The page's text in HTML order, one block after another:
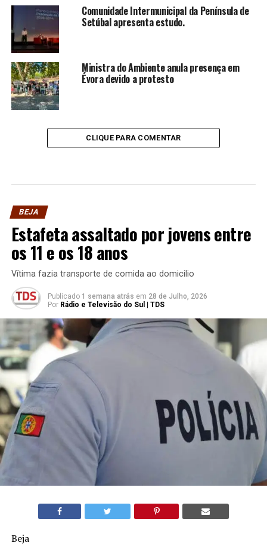
Comunidade Intermunicipal da Península de
Setúbal apresenta estudo.
Ministra do Ambiente anula presença em
Évora devido a protesto
CLIQUE PARA COMENTAR
BEJA
Estafeta assaltado por jovens entre
os 11 e os 18 anos
Vítima fazia transporte de comida ao domicilio
Publicado 1 semana atrás em 28 de Julho, 2026
Por Rádio e Televisão do Sul | TDS
Beja